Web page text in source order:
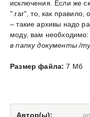
исключения. Если же
".rar", то, как правило,
– такие архивы надо
моду, вам необходимо:
в папку документы /
Размер файла: 7 Мб
Автор(ы):